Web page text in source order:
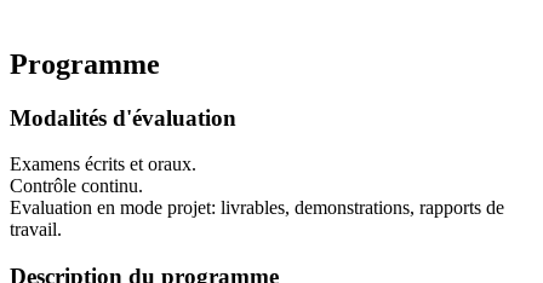
Programme
Modalités d'évaluation
Examens écrits et oraux.
Contrôle continu.
Evaluation en mode projet: livrables, demonstrations, rapports de
travail.
Description du programme